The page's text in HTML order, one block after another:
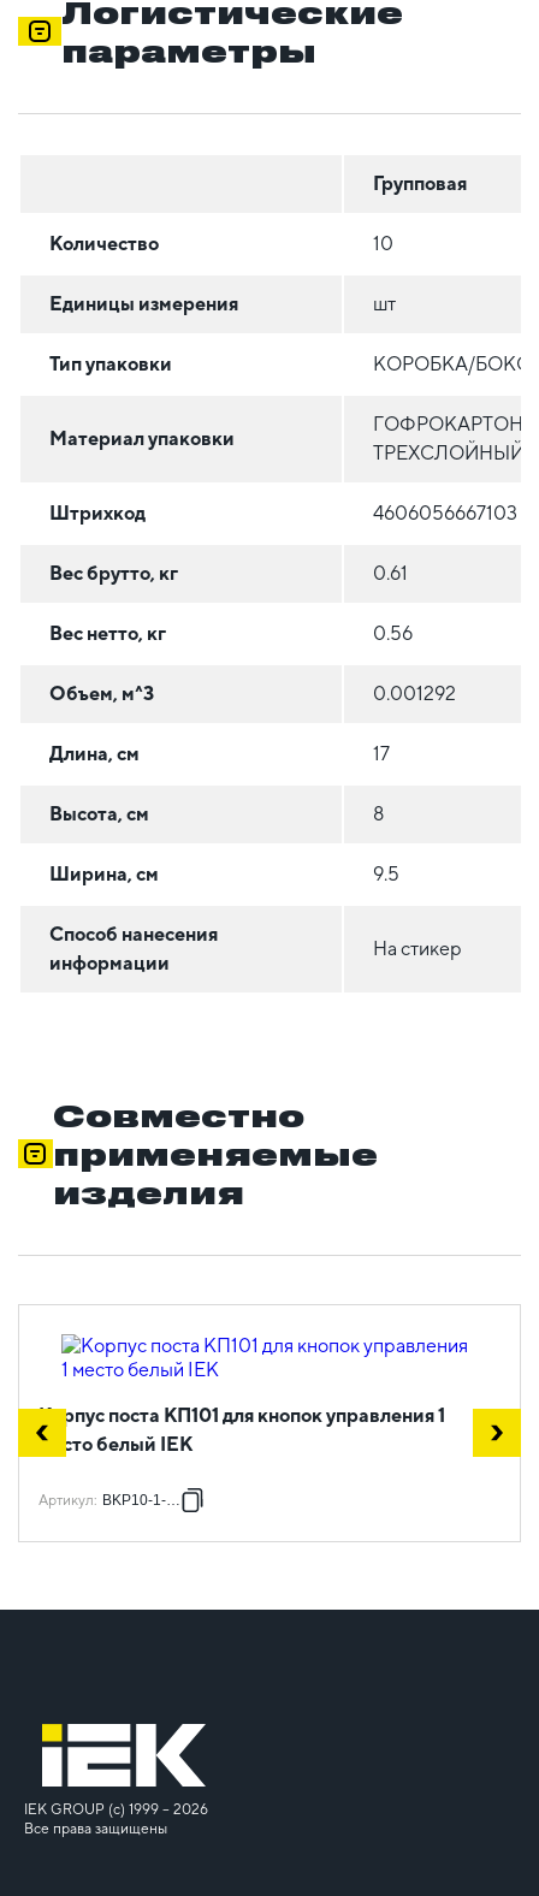
Логистические
параметры
Групповая
Количество 10
Единицы измерения шт
Тип упаковки КОРОБКА/БОКС
Материал упаковки
ГОФРОКАРТОН
ТРЕХСЛОЙНЫЙ
Штрихкод 4606056667103
Вес брутто, кг 0.61
Вес нетто, кг 0.56
Объем, м^3 0.001292
Длина, см 17
Высота, см 8
Ширина, см 9.5
Способ нанесения
информации
На стикер
Совместно
применяемые
изделия
Корпус поста КП101 для кнопок управления 1
место белый IEK
Артикул: BKP10-1-K01
IEK GROUP (c) 1999 – 2026
Все права защищены